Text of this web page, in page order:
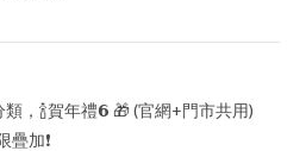
類，🍾賀年禮️𝟲 🎁 (官網+門市共用)
加❗